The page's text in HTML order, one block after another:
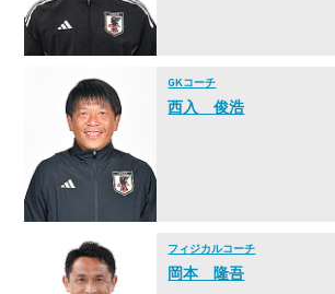
GKコーチ
西入 俊浩
フィジカルコーチ
岡本 隆吾